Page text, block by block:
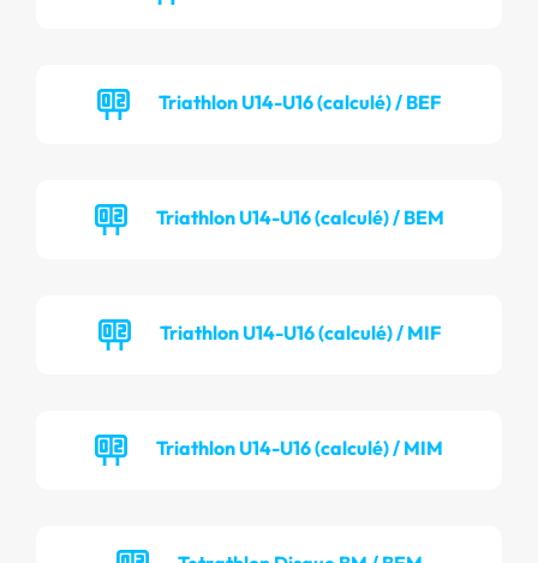
Triathlon U14-U16 (calculé) / BEF
Triathlon U14-U16 (calculé) / BEM
Triathlon U14-U16 (calculé) / MIF
Triathlon U14-U16 (calculé) / MIM